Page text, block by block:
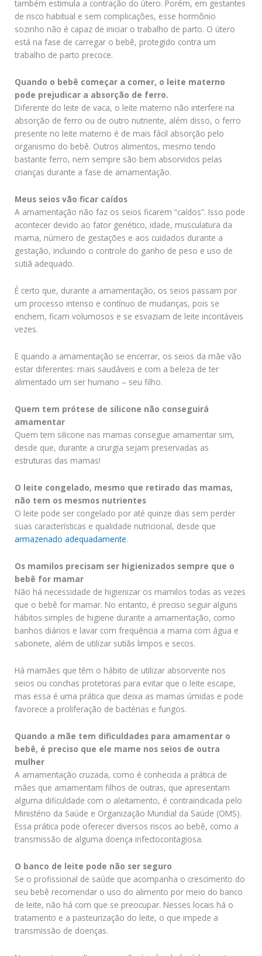
também estimula a contração do útero. Porém, em gestantes
de risco habitual e sem complicações, esse hormônio
sozinho não é capaz de iniciar o trabalho de parto. O útero
está na fase de carregar o bebê, protegido contra um
trabalho de parto precoce.
Quando o bebê começar a comer, o leite materno
pode prejudicar a absorção de ferro.
Diferente do leite de vaca, o leite materno não interfere na
absorção de ferro ou de outro nutriente, além disso, o ferro
presente no leite materno é de mais fácil absorção pelo
organismo do bebê. Outros alimentos, mesmo tendo
bastante ferro, nem sempre são bem absorvidos pelas
crianças durante a fase de amamentação.
Meus seios vão ficar caídos
A amamentação não faz os seios ficarem “caídos”. Isso pode
acontecer devido ao fator genético, idade, musculatura da
mama, número de gestações e aos cuidados durante a
gestação, incluindo o controle do ganho de peso e uso de
sutiã adequado.
É certo que, durante a amamentação, os seios passam por
um processo intenso e contínuo de mudanças, pois se
enchem, ficam volumosos e se esvaziam de leite incontáveis
vezes.
E quando a amamentação se encerrar, os seios da mãe vão
estar diferentes: mais saudáveis e com a beleza de ter
alimentado um ser humano – seu filho.
Quem tem prótese de silicone não conseguirá
amamentar
Quem tem silicone nas mamas consegue amamentar sim,
desde que, durante a cirurgia sejam preservadas as
estruturas das mamas!
O leite congelado, mesmo que retirado das mamas,
não tem os mesmos nutrientes
O leite pode ser congelado por até quinze dias sem perder
suas características e qualidade nutricional, desde que
armazenado adequadamente.
Os mamilos precisam ser higienizados sempre que o
bebê for mamar
Não há necessidade de higienizar os mamilos todas as vezes
que o bebê for mamar. No entanto, é preciso seguir alguns
hábitos simples de higiene durante a amamentação, como
banhos diários e lavar com frequência a mama com água e
sabonete, além de utilizar sutiãs limpos e secos.
Há mamães que têm o hábito de utilizar absorvente nos
seios ou conchas protetoras para evitar que o leite escape,
mas essa é uma prática que deixa as mamas úmidas e pode
favorece a proliferação de bactérias e fungos.
Quando a mãe tem dificuldades para amamentar o
bebê, é preciso que ele mame nos seios de outra
mulher
A amamentação cruzada, como é conhecida a prática de
mães que amamentam filhos de outras, que apresentam
alguma dificuldade com o aleitamento, é contraindicada pelo
Ministério da Saúde e Organização Mundial da Saúde (OMS).
Essa prática pode oferecer diversos riscos ao bebê, como a
transmissão de alguma doença infectocontagiosa.
O banco de leite pode não ser seguro
Se o profissional de saúde que acompanha o crescimento do
seu bebê recomendar o uso do alimento por meio do banco
de leite, não há com que se preocupar. Nesses locais há o
tratamento e a pasteurização do leite, o que impede a
transmissão de doenças.